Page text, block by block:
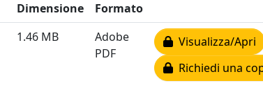
Dimensione
Formato
1.46 MB
Adobe
PDF
Visualizza/Apri
Richiedi una